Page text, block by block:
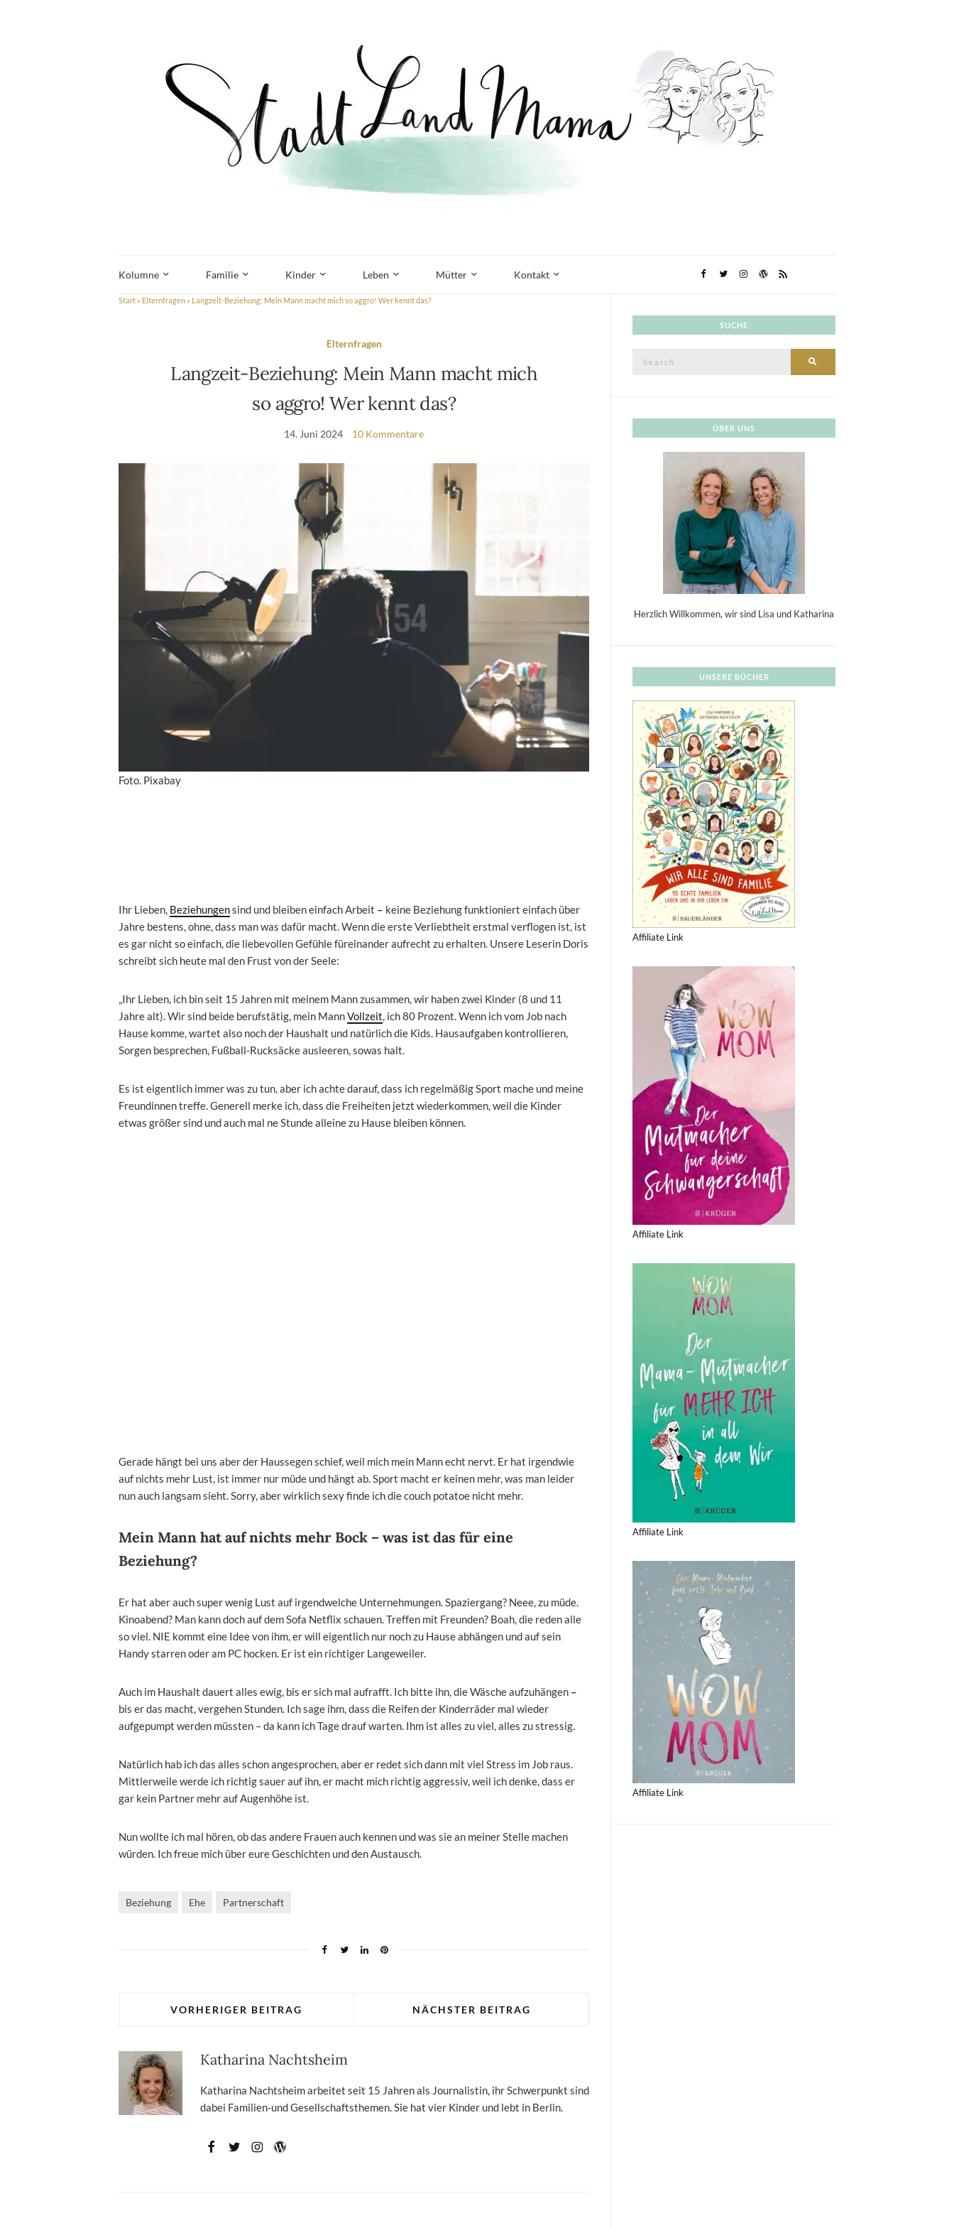
Kolumne Familie Kinder Leben Mütter Kontakt
Start » Elternfragen » Langzeit-Beziehung: Mein Mann macht mich so aggro! Wer kennt das?
Elternfragen
Langzeit-Beziehung: Mein Mann macht mich
so aggro! Wer kennt das?
14. Juni 2024 10 Kommentare
Foto. Pixabay
Ihr Lieben, Beziehungensind und bleiben einfach Arbeit – keine Beziehung funktioniert einfach über
Jahre bestens, ohne, dass man was dafür macht. Wenn die erste Verliebtheit erstmal verflogen ist, ist
es gar nicht so einfach, die liebevollen Gefühle füreinander aufrecht zu erhalten. Unsere Leserin Doris
schreibt sich heute mal den Frust von der Seele:
„Ihr Lieben, ich bin seit 15 Jahren mit meinem Mann zusammen, wir haben zwei Kinder (8 und 11
Jahre alt). Wir sind beide berufstätig, mein MannVollzeit, ich 80 Prozent. Wenn ich vom Job nach
Hause komme, wartet also noch der Haushalt und natürlich die Kids. Hausaufgaben kontrollieren,
Sorgen besprechen, Fußball-Rucksäcke ausleeren, sowas halt.
Es ist eigentlich immer was zu tun, aber ich achte darauf, dass ich regelmäßig Sport mache und meine
Freundinnen treffe. Generell merke ich, dass die Freiheiten jetzt wiederkommen, weil die Kinder
etwas größer sind und auch mal ne Stunde alleine zu Hause bleiben können.
Gerade hängt bei uns aber der Haussegen schief, weil mich mein Mann echt nervt. Er hat irgendwie
auf nichts mehr Lust, ist immer nur müde und hängt ab. Sport macht er keinen mehr, was man leider
nun auch langsam sieht. Sorry, aber wirklich sexy finde ich die couch potatoe nicht mehr.
Mein Mann hat auf nichts mehr Bock – was ist das für eine
Beziehung?
Er hat aber auch super wenig Lust auf irgendwelche Unternehmungen. Spaziergang? Neee, zu müde.
Kinoabend? Man kann doch auf dem Sofa Netflix schauen. Treffen mit Freunden? Boah, die reden alle
so viel. NIE kommt eine Idee von ihm, er will eigentlich nur noch zu Hause abhängen und auf sein
Handy starren oder am PC hocken. Er ist ein richtiger Langeweiler.
Auch im Haushalt dauert alles ewig, bis er sich mal aufrafft. Ich bitte ihn, die Wäsche aufzuhängen –
bis er das macht, vergehen Stunden. Ich sage ihm, dass die Reifen der Kinderräder mal wieder
aufgepumpt werden müssten – da kann ich Tage drauf warten. Ihm ist alles zu viel, alles zu stressig.
Natürlich hab ich das alles schon angesprochen, aber er redet sich dann mit viel Stress im Job raus.
Mittlerweile werde ich richtig sauer auf ihn, er macht mich richtig aggressiv, weil ich denke, dass er
gar kein Partner mehr auf Augenhöhe ist.
Nun wollte ich mal hören, ob das andere Frauen auch kennen und was sie an meiner Stelle machen
würden. Ich freue mich über eure Geschichten und den Austausch.
Beziehung Ehe Partnerschaft
VORHERIGER BEITRAG NÄCHSTER BEITRAG
Katharina Nachtsheim
Katharina Nachtsheim arbeitet seit 15 Jahren als Journalistin, ihr Schwerpunkt sind
dabei Familien-und Gesellschaftsthemen. Sie hat vier Kinder und lebt in Berlin.
SUCHE
ÜBER UNS
Herzlich Willkommen, wir sind Lisa und Katharina
UNSERE BÜCHER
Affiliate Link
Affiliate Link
Affiliate Link
Affiliate Link